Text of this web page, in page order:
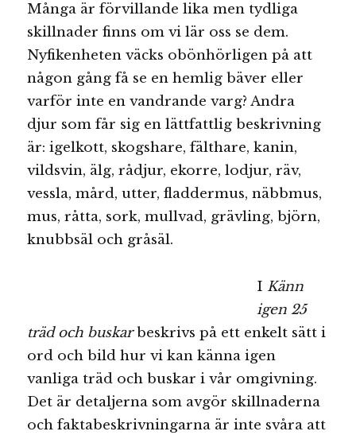
Många är förvillande lika men tydliga
skillnader finns om vi lär oss se dem.
Nyfikenheten väcks obönhörligen på att
någon gång få se en hemlig bäver eller
varför inte en vandrande varg? Andra
djur som får sig en lättfattlig beskrivning
är: igelkott, skogshare, fälthare, kanin,
vildsvin, älg, rådjur, ekorre, lodjur, räv,
vessla, mård, utter, fladdermus, näbbmus,
mus, råtta, sork, mullvad, grävling, björn,
knubbsäl och gråsäl.
I Känn
igen 25
träd och buskarbeskrivs på ett enkelt sätt i
ord och bild hur vi kan känna igen
vanliga träd och buskar i vår omgivning.
Det är detaljerna som avgör skillnaderna
och faktabeskrivningarna är inte svåra att